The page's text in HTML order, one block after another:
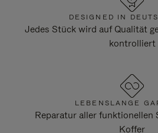
DESIGNED IN
Jedes Stück wird auf Qualität
kontrolliert
LEBENSLANGE
Reparatur aller funktionellen
Koffer